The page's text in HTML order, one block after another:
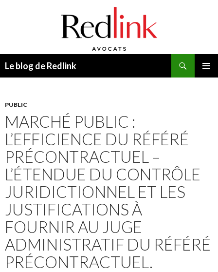
Le blog de Redlink
PUBLIC
MARCHÉ PUBLIC :
L’EFFICIENCE DU RÉFÉRÉ
PRÉCONTRACTUEL –
L’ÉTENDUE DU CONTRÔLE
JURIDICTIONNEL ET LES
JUSTIFICATIONS À
FOURNIR AU JUGE
ADMINISTRATIF DU RÉFÉRÉ
PRÉCONTRACTUEL.